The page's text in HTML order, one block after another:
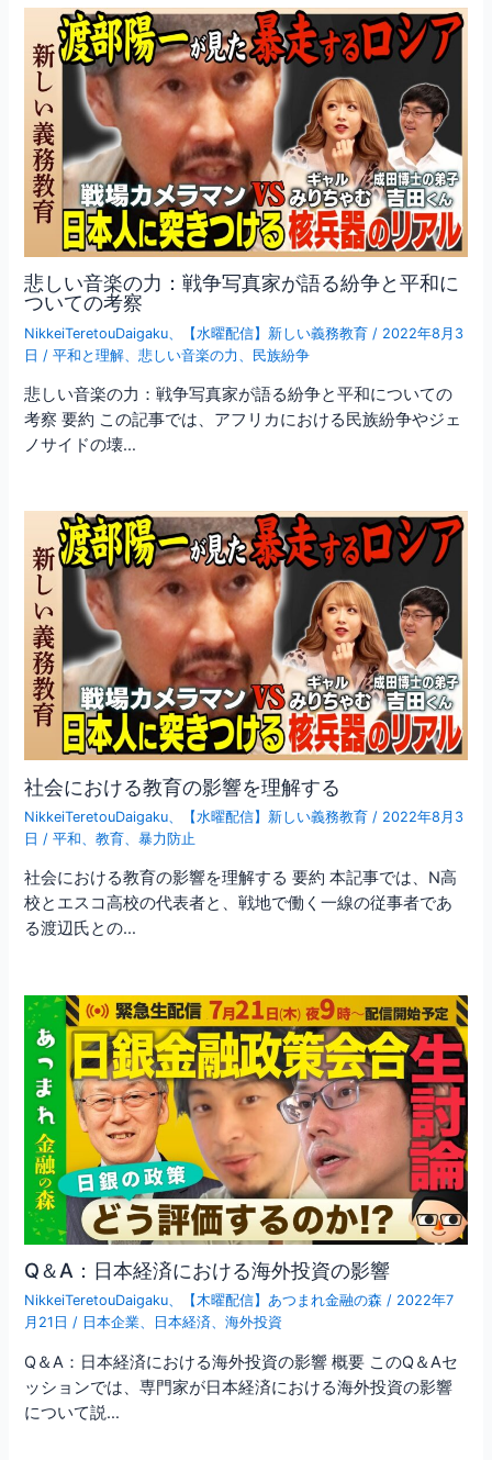
悲しい音楽の力：戦争写真家が語る紛争と平和に
ついての考察
NikkeiTeretouDaigaku 【水曜配信】新しい義務教育 / 2022年8月3
日 /平和と理解 、悲しい音楽の力 民族紛争
悲しい音楽の力：戦争写真家が語る紛争と平和についての
考察 要約 この記事では、アフリカにおける民族紛争やジェ
ノサイドの壊…
社会における教育の影響を理解する
NikkeiTeretouDaigaku 【水曜配信】新しい義務教育 / 2022年8月3
日 /平和 、教育 、暴力防止
社会における教育の影響を理解する 要約 本記事では、N高
校とエスコ高校の代表者と、戦地で働く一線の従事者であ
る渡辺氏との…
Q＆A：日本経済における海外投資の影響
NikkeiTeretouDaigaku、 【木曜配信】あつまれ金融の森 / 2022年7
月21日 / 日本企業、 日本経済、海外投資
Q＆A：日本経済における海外投資の影響 概要 このQ＆Aセ
ッションでは、専門家が日本経済における海外投資の影響
について説…